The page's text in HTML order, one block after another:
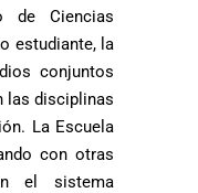
de Ciencias
estudiante, la
conjuntos
las disciplinas
La Escuela
con otras
el sistema